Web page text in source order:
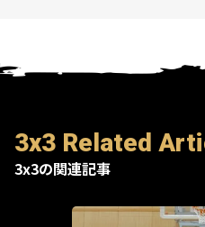
3x3 Related
3x3の関連記事